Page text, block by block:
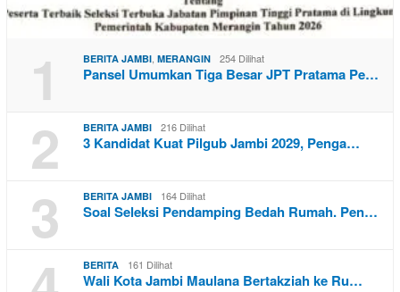
1 BERITA JAMBI, MERANGIN 254 Dilihat
Pansel Umumkan Tiga Besar JPT Pratama Pe…
2 BERITA JAMBI 216 Dilihat
3 Kandidat Kuat Pilgub Jambi 2029, Penga…
3 BERITA JAMBI 164 Dilihat
Soal Seleksi Pendamping Bedah Rumah. Pen…
BERITA 161 Dilihat
Wali Kota Jambi Maulana Bertakziah ke Ru…